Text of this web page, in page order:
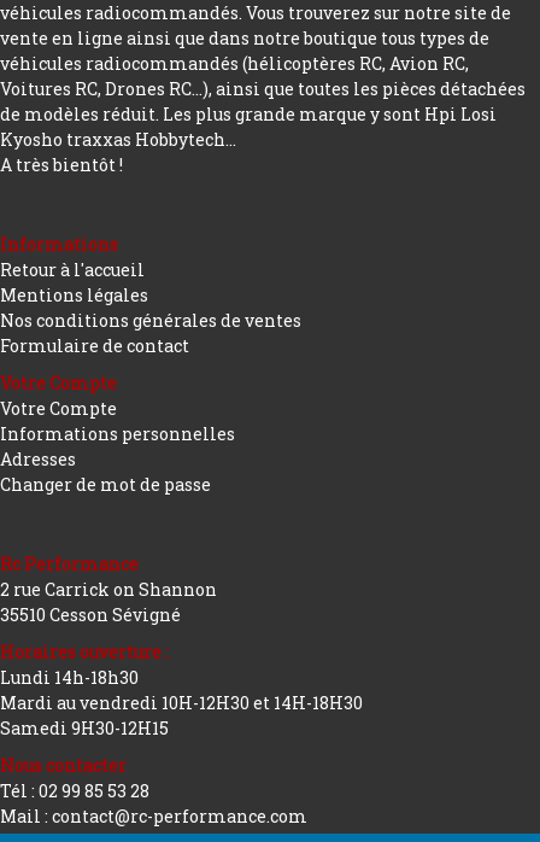
véhicules radiocommandés. Vous trouverez sur notre site de
vente en ligne ainsi que dans notre boutique tous types de
véhicules radiocommandés (hélicoptères RC, Avion RC,
Voitures RC, Drones RC…), ainsi que toutes les pièces détachées
de modèles réduit. Les plus grande marque y sont Hpi Losi
Kyosho traxxas Hobbytech...
A très bientôt !
Informations
Retour à l'accueil
Mentions légales
Nos conditions générales de ventes
Formulaire de contact
Votre Compte
Votre Compte
Informations personnelles
Adresses
Changer de mot de passe
Rc Performance
2 rue Carrick on Shannon
35510 Cesson Sévigné
Horaires ouverture :
Lundi 14h-18h30
Mardi au vendredi 10H-12H30 et 14H-18H30
Samedi 9H30-12H15
Nous contacter
Tél : 02 99 85 53 28
Mail : contact@rc-performance.com